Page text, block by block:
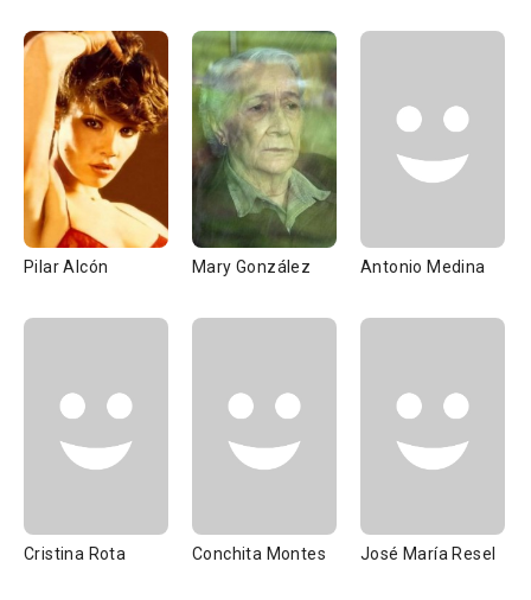
Pilar Alcón Mary González Antonio Medina
Cristina Rota Conchita Montes José María Resel